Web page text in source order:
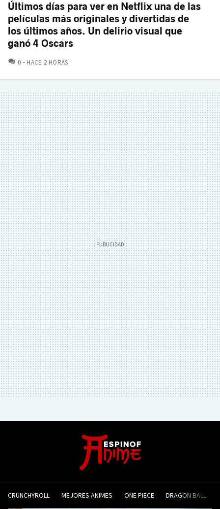
Últimos días para ver en Netflix una de las
películas más originales y divertidas de
los últimos años. Un delirio visual que
ganó 4 Oscars
0 COMENTARIOS
HACE 2 HORAS
CRUNCHYROLL MEJORES ANIMES ONE PIECE DRAGON BALL